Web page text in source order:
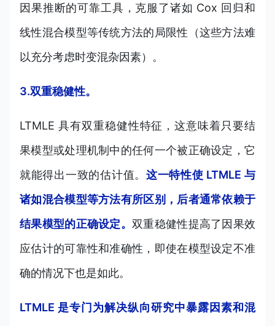
因果推断的可靠工具，克服了诸如 Cox 回归和
线性混合模型等传统方法的局限性（这些方法难
以充分考虑时变混杂因素）。
3.双重稳健性。
LTMLE 具有双重稳健性特征，这意味着只要结
果模型或处理机制中的任何一个被正确设定，它
就能得出一致的估计值。 这一特性使 LTMLE 与
诸如混合模型等方法有所区别，后者通常依赖于
结果模型的正确设定。 双重稳健性提高了因果效
应估计的可靠性和准确性，即使在模型设定不准
确的情况下也是如此。
LTMLE 是专门为解决纵向研究中暴露因素和混